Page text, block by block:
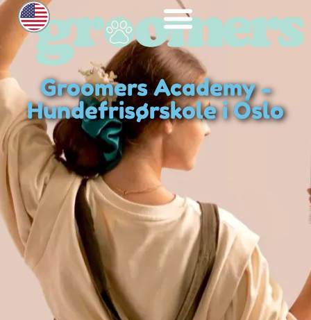
Groomers Academy -
Hundefrisørskole i Oslo